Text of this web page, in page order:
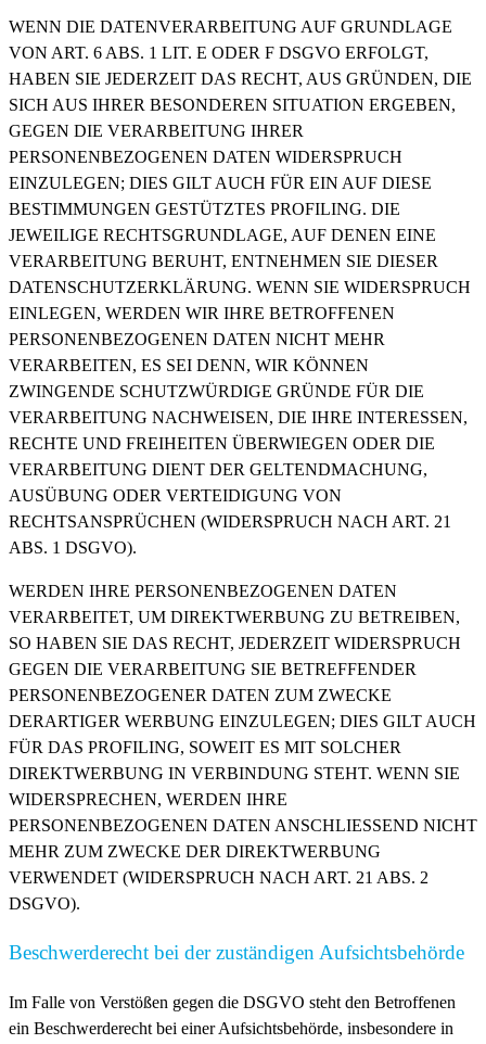
WENN DIE DATENVERARBEITUNG AUF GRUNDLAGE
VON ART. 6 ABS. 1 LIT. E ODER F DSGVO ERFOLGT,
HABEN SIE JEDERZEIT DAS RECHT, AUS GRÜNDEN, DIE
SICH AUS IHRER BESONDEREN SITUATION ERGEBEN,
GEGEN DIE VERARBEITUNG IHRER
PERSONENBEZOGENEN DATEN WIDERSPRUCH
EINZULEGEN; DIES GILT AUCH FÜR EIN AUF DIESE
BESTIMMUNGEN GESTÜTZTES PROFILING. DIE
JEWEILIGE RECHTSGRUNDLAGE, AUF DENEN EINE
VERARBEITUNG BERUHT, ENTNEHMEN SIE DIESER
DATENSCHUTZERKLÄRUNG. WENN SIE WIDERSPRUCH
EINLEGEN, WERDEN WIR IHRE BETROFFENEN
PERSONENBEZOGENEN DATEN NICHT MEHR
VERARBEITEN, ES SEI DENN, WIR KÖNNEN
ZWINGENDE SCHUTZWÜRDIGE GRÜNDE FÜR DIE
VERARBEITUNG NACHWEISEN, DIE IHRE INTERESSEN,
RECHTE UND FREIHEITEN ÜBERWIEGEN ODER DIE
VERARBEITUNG DIENT DER GELTENDMACHUNG,
AUSÜBUNG ODER VERTEIDIGUNG VON
RECHTSANSPRÜCHEN (WIDERSPRUCH NACH ART. 21
ABS. 1 DSGVO).
WERDEN IHRE PERSONENBEZOGENEN DATEN
VERARBEITET, UM DIREKTWERBUNG ZU BETREIBEN,
SO HABEN SIE DAS RECHT, JEDERZEIT WIDERSPRUCH
GEGEN DIE VERARBEITUNG SIE BETREFFENDER
PERSONENBEZOGENER DATEN ZUM ZWECKE
DERARTIGER WERBUNG EINZULEGEN; DIES GILT AUCH
FÜR DAS PROFILING, SOWEIT ES MIT SOLCHER
DIREKTWERBUNG IN VERBINDUNG STEHT. WENN SIE
WIDERSPRECHEN, WERDEN IHRE
PERSONENBEZOGENEN DATEN ANSCHLIESSEND NICHT
MEHR ZUM ZWECKE DER DIREKTWERBUNG
VERWENDET (WIDERSPRUCH NACH ART. 21 ABS. 2
DSGVO).
Beschwerde­recht bei der zuständigen Aufsichts­behörde
Im Falle von Verstößen gegen die DSGVO steht den Betroffenen
ein Beschwerderecht bei einer Aufsichtsbehörde, insbesondere in